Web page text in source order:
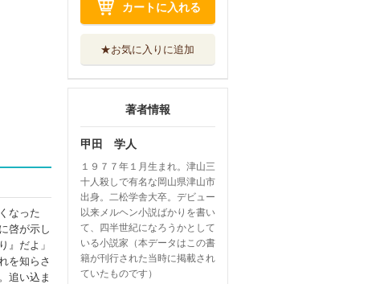
なった
啓が示し
』だよ」
を知らさ
追い込ま
カートに入れる
★お気に入りに追加
著者情報
甲田 学人
１９７７年１月生まれ。津山三
十人殺しで有名な岡山県津山市
出身。二松学舎大卒。デビュー
以来メルヘン小説ばかりを書い
て、四半世紀になろうかとして
いる小説家（本データはこの書
籍が刊行された当時に掲載され
ていたものです）